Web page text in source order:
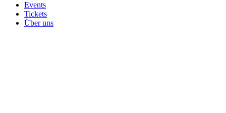
Events
Tickets
Über uns